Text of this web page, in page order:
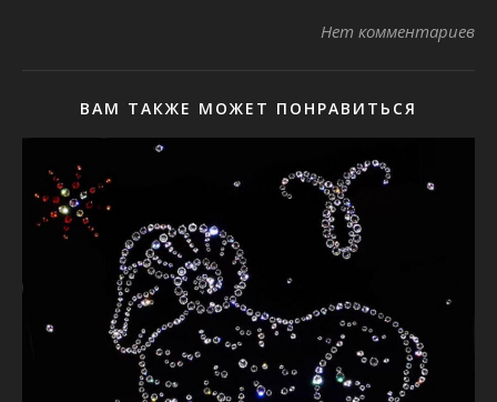
Нет комментариев
ВАМ ТАКЖЕ МОЖЕТ ПОНРАВИТЬСЯ